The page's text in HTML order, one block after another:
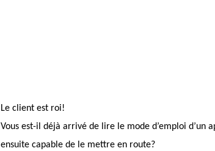
Le client est roi!
Vous est-il déjà arrivé de lire le mode d’emploi d’un
ensuite capable de le mettre en route?